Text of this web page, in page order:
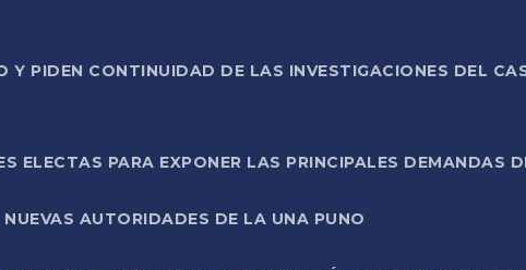
Y PIDEN CONTINUIDAD DE LAS INVESTIGACIONES DEL
ELECTAS PARA EXPONER LAS PRINCIPALES DEMANDAS
AUTORIDADES DE LA UNA PUNO